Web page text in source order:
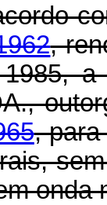
,
, para
onda